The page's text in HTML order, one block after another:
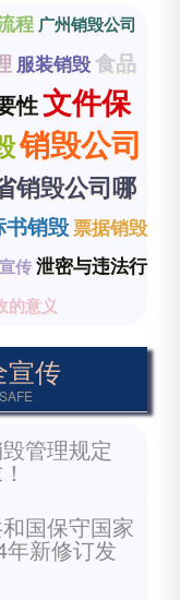
程 广州销毁公司
服装销毁 食品
性文件保
销毁公司
销毁公司哪
书销毁 票据销毁
传泄密与违法行
的意义
宣传
毁管理规定
和国保守国家
新修订发